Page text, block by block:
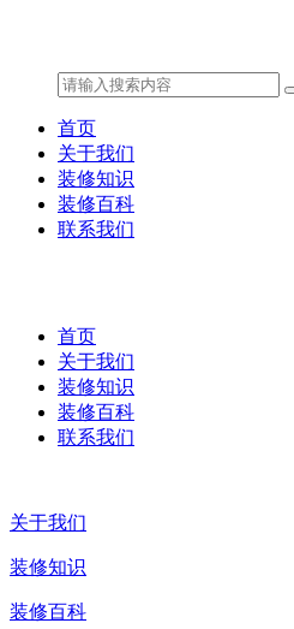
首页
关于我们
装修知识
装修百科
联系我们
首页
关于我们
装修知识
装修百科
联系我们
关于我们
装修知识
装修百科